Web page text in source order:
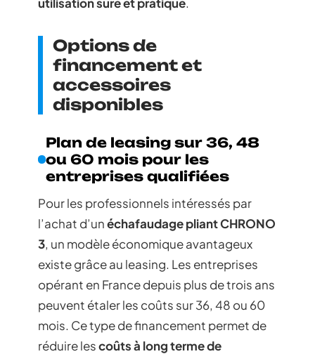
Options de
financement et
accessoires
disponibles
Plan de leasing sur 36, 48
ou 60 mois pour les
entreprises qualifiées
Pour les professionnels intéressés par
l’achat d’unéchafaudage pliant CHRONO
3, un modèle économique avantageux
existe grâce au leasing. Les entreprises
opérant en France depuis plus de trois ans
peuvent étaler les coûts sur 36, 48 ou 60
mois. Ce type de financement permet de
réduire lescoûts à long terme de